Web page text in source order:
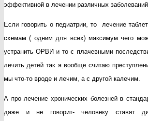
эффективной в лечении различных заболеваний.
Если говорить о педиатрии, то лечение
схемам ( одним для всех) максимум чего
устранить ОРВИ и то с плачевными
лечить детей так я вообще считаю
мы что-то вроде и лечим, а с другой калечим.
А про лечение хронических болезней в
даже и не говорит- человеку ставят